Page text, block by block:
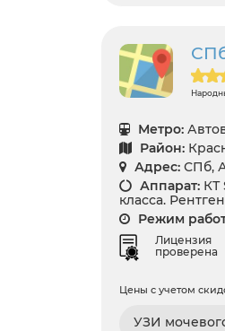
Метро:
Район:
Адрес: СПб,
Аппарат: КТ
класса.
Режим
Лицензия
проверена
Цены с учетом
УЗИ